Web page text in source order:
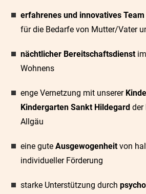
erfahrenes und innovatives Team
für die Bedarfe von Mutter/Vater
nächtlicher Bereitschaftsdienstim
Wohnens
enge Vernetzung mit unserer
Kindergarten Sankt Hildegard der
Allgäu
eine gute Ausgewogenheitvon
individueller Förderung
starke Unterstützung durch